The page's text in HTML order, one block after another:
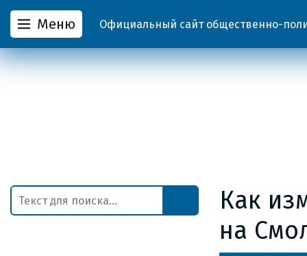
Меню Официальный сайт общественно-
Как
на